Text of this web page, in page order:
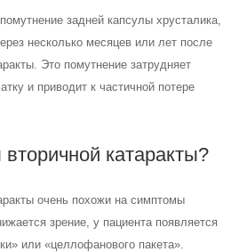
задней капсулы хрусталика,
несколько месяцев или лет после
Это помутнение затрудняет
и приводит к частичной потере
катаракты?
очень похожи на симптомы
зрение, у пациента появляется
или «целлофанового пакета».